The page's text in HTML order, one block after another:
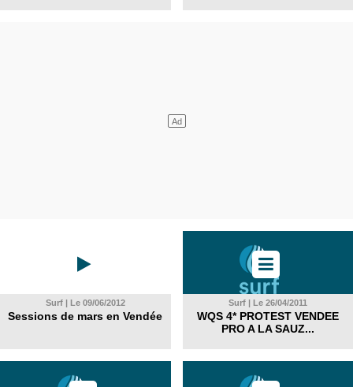
Surf | Le 09/06/2012
Sessions de mars en Vendée
Surf | Le 26/04/2011
WQS 4* PROTEST VENDEE
PRO A LA SAUZ...